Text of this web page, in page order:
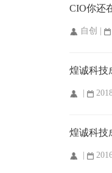
CIO你还
自创 |
煌诚科技
煌诚科技